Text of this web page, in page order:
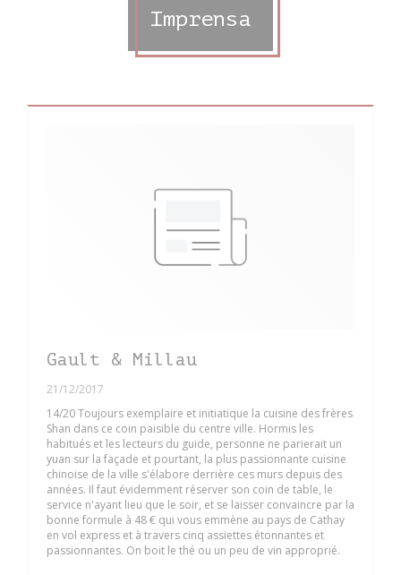
Imprensa
Gault & Millau
21/12/2017
14/20 Toujours exemplaire et initiatique la cuisine des frères
Shan dans ce coin paisible du centre ville. Hormis les
habitués et les lecteurs du guide, personne ne parierait un
yuan sur la façade et pourtant, la plus passionnante cuisine
chinoise de la ville s'élabore derrière ces murs depuis des
années. Il faut évidemment réserver son coin de table, le
service n'ayant lieu que le soir, et se laisser convaincre par la
bonne formule à 48 € qui vous emmène au pays de Cathay
en vol express et à travers cinq assiettes étonnantes et
passionnantes. On boit le thé ou un peu de vin approprié.